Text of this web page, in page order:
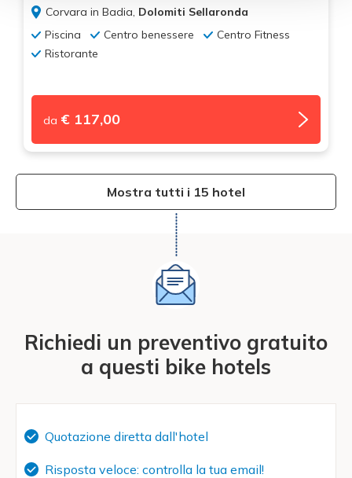
Corvara in Badia, Dolomiti Sellaronda
Piscina
Centro benessere
Centro Fitness
Ristorante
da € 117,00
Mostra tutti i 15 hotel
Richiedi un preventivo gratuito
a questi bike hotels
Quotazione diretta dall'hotel
Risposta veloce: controlla la tua email!